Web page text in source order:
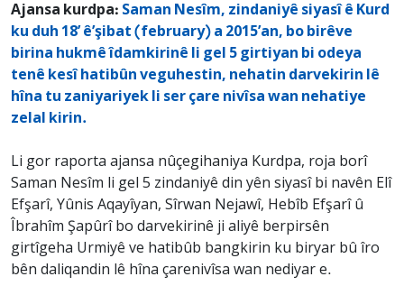
Ajansa kurdpa: Saman Nesîm, zindaniyê siyasî ê Kurd
ku duh 18’ ê’şibat (february) a 2015’an, bo birêve
birina hukmê îdamkirinê li gel 5 girtiyan bi odeya
tenê kesî hatibûn veguhestin, nehatin darvekirin lê
hîna tu zaniyariyek li ser çare nivîsa wan nehatiye
zelal kirin.
Li gor raporta ajansa nûçegihaniya Kurdpa, roja borî
Saman Nesîm li gel 5 zindaniyê din yên siyasî bi navên Elî
Efşarî, Yûnis Aqayîyan, Sîrwan Nejawî, Hebîb Efşarî û
Îbrahîm Şapûrî bo darvekirinê ji aliyê berpirsên
girtîgeha Urmiyê ve hatibûb bangkirin ku biryar bû îro
bên daliqandin lê hîna çarenivîsa wan nediyar e.